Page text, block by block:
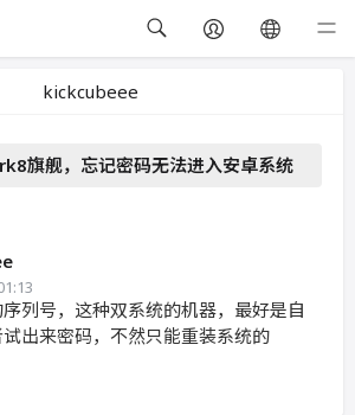
kickcubeee
旗舰，忘记密码无法进入安卓系统
列号，这种双系统的机器，最好是自
出来密码，不然只能重装系统的